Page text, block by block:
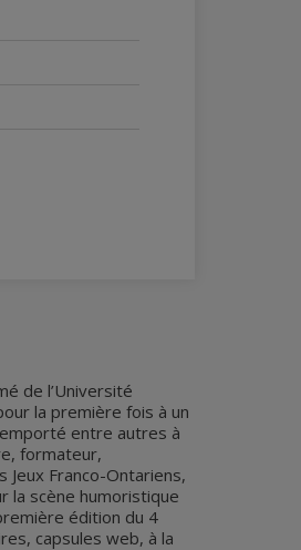
de l’Université
la première fois à un
entre autres à
formateur,
Franco-Ontariens,
la scène humoristique
édition du 4
capsules web, à la